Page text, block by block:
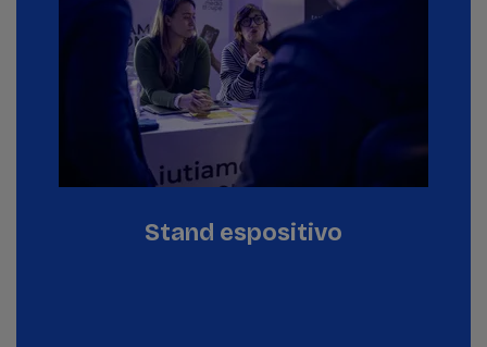
Stand espositivo